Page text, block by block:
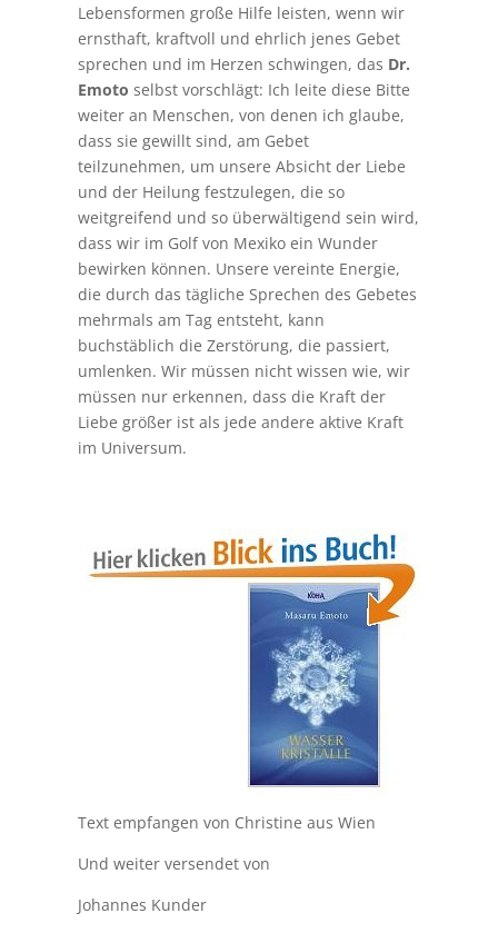
Lebensformen große Hilfe leisten, wenn wir
ernsthaft, kraftvoll und ehrlich jenes Gebet
sprechen und im Herzen schwingen, das Dr.
Emoto selbst vorschlägt: Ich leite diese Bitte
weiter an Menschen, von denen ich glaube,
dass sie gewillt sind, am Gebet
teilzunehmen, um unsere Absicht der Liebe
und der Heilung festzulegen, die so
weitgreifend und so überwältigend sein wird,
dass wir im Golf von Mexiko ein Wunder
bewirken können. Unsere vereinte Energie,
die durch das tägliche Sprechen des Gebetes
mehrmals am Tag entsteht, kann
buchstäblich die Zerstörung, die passiert,
umlenken. Wir müssen nicht wissen wie, wir
müssen nur erkennen, dass die Kraft der
Liebe größer ist als jede andere aktive Kraft
im Universum.
Text empfangen von Christine aus Wien
Und weiter versendet von
Johannes Kunder